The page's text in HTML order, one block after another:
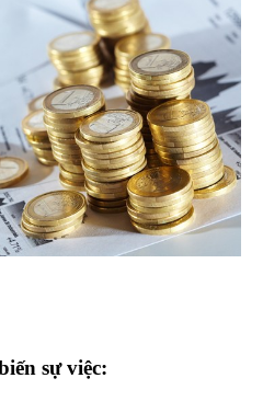
sự việc: